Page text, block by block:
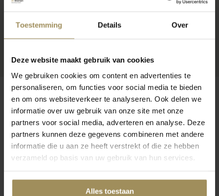
Toestemming Details Over
Deze website maakt gebruik van cookies
We gebruiken cookies om content en advertenties te
personaliseren, om functies voor social media te bieden
en om ons websiteverkeer te analyseren. Ook delen we
informatie over uw gebruik van onze site met onze
partners voor social media, adverteren en analyse. Deze
partners kunnen deze gegevens combineren met andere
informatie die u aan ze heeft verstrekt of die ze hebben
verzameld op basis van uw gebruik van hun services.
Alles toestaan
Op zoek naar meer inspiratie?